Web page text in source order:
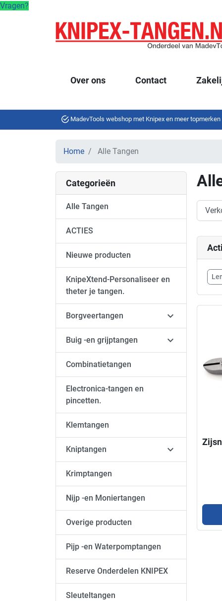
Vragen?
Over ons Contact
MadevTools webshop met Knipex en meer topmerken
Home Alle Tangen
Categorieën
Alle Tangen
ACTIES
Nieuwe producten
KnipeXtend-Personaliseer en
theter je tangen.
Borgveertangen 
Buig -en grijptangen 
Combinatietangen
Electronica-tangen en
pincetten.
Klemtangen
Kniptangen 
Krimptangen
Nijp -en Moniertangen
Overige producten
Pijp -en Waterpomptangen
Reserve Onderdelen KNIPEX
Sleuteltangen